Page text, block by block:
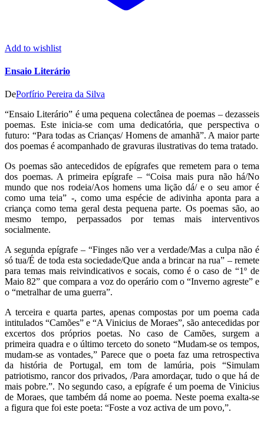
Add to wishlist
Ensaio Literário
DePorfírio Pereira da Silva
“Ensaio Literário” é uma pequena colectânea de poemas – dezasseis
poemas. Este inicia-se com uma dedicatória, que perspectiva o
futuro: “Para todas as Crianças/ Homens de amanhã”. A maior parte
dos poemas é acompanhado de gravuras ilustrativas do tema tratado.
Os poemas são antecedidos de epígrafes que remetem para o tema
dos poemas. A primeira epígrafe – “Coisa mais pura não há/No
mundo que nos rodeia/Aos homens uma lição dá/ e o seu amor é
como uma teia” -, como uma espécie de adivinha aponta para a
criança como tema geral desta pequena parte. Os poemas são, ao
mesmo tempo, perpassados por temas mais interventivos
socialmente.
A segunda epígrafe – “Finges não ver a verdade/Mas a culpa não é
só tua/É de toda esta sociedade/Que anda a brincar na rua” – remete
para temas mais reivindicativos e socais, como é o caso de “1º de
Maio 82” que compara a voz do operário com o “Inverno agreste” e
o “metralhar de uma guerra”.
A terceira e quarta partes, apenas compostas por um poema cada
intitulados “Camões” e “A Vinicius de Moraes”, são antecedidas por
excertos dos próprios poetas. No caso de Camões, surgem a
primeira quadra e o último terceto do soneto “Mudam-se os tempos,
mudam-se as vontades,” Parece que o poeta faz uma retrospectiva
da história de Portugal, em tom de lamúria, pois “Simulam
patriotismo, rancor dos privados, /Para amordaçar, tudo o que há de
mais pobre.”. No segundo caso, a epígrafe é um poema de Vinicius
de Moraes, que também dá nome ao poema. Neste poema exalta-se
a figura que foi este poeta: “Foste a voz activa de um povo,”.